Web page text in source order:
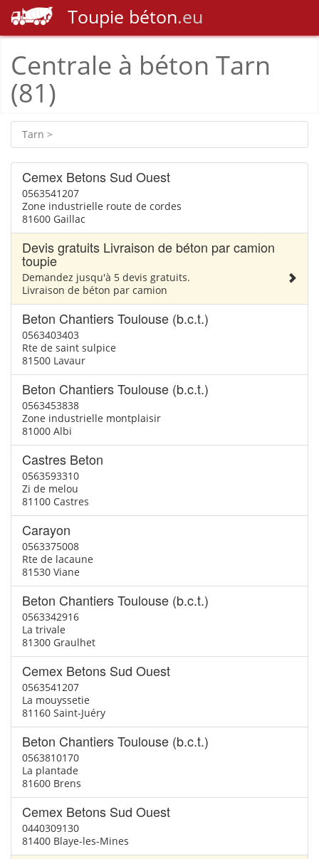
Toupie béton.eu
Centrale à béton Tarn
(81)
Tarn >
Cemex Betons Sud Ouest
0563541207
Zone industrielle route de cordes
81600 Gaillac
Devis gratuits Livraison de béton par camion
toupie
Demandez jusqu'à 5 devis gratuits.
Livraison de béton par camion
Beton Chantiers Toulouse (b.c.t.)
0563403403
Rte de saint sulpice
81500 Lavaur
Beton Chantiers Toulouse (b.c.t.)
0563453838
Zone industrielle montplaisir
81000 Albi
Castres Beton
0563593310
Zi de melou
81100 Castres
Carayon
0563375008
Rte de lacaune
81530 Viane
Beton Chantiers Toulouse (b.c.t.)
0563342916
La trivale
81300 Graulhet
Cemex Betons Sud Ouest
0563541207
La mouyssetie
81160 Saint-Juéry
Beton Chantiers Toulouse (b.c.t.)
0563810170
La plantade
81600 Brens
Cemex Betons Sud Ouest
0440309130
81400 Blaye-les-Mines